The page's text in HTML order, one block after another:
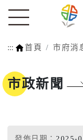
::: 首頁 市府消
市政新聞
發佈日期： 2025-